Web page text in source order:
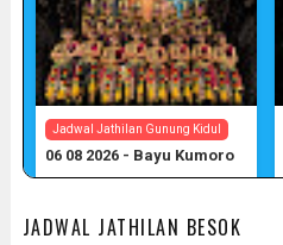
Jadwal Jathilan Gunung Kidul
06 08 2026 - Bayu Kumoro
JADWAL JATHILAN BESOK